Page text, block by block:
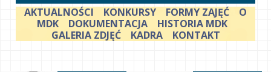
AKTUALNOŚCI KONKURSY FORMY ZAJĘĆ
O
MDK
DOKUMENTACJA
HISTORIA MDK
GALERIA ZDJĘĆ
KADRA KONTAKT